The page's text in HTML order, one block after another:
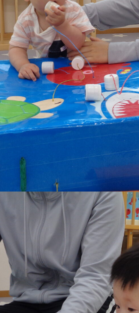
今日の幼稚園
教育と保育
美⽊多幼稚園の理想
園の1⽇
年間⾏事
預かり保育［ヒラソル ]